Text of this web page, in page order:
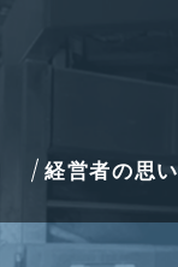
経営者の思い